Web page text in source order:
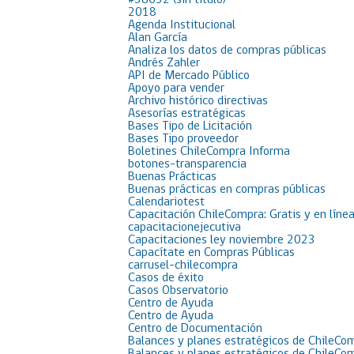
2018
Agenda Institucional
Alan García
Analiza los datos de compras públicas
Andrés Zahler
API de Mercado Público
Apoyo para vender
Archivo histórico directivas
Asesorías estratégicas
Bases Tipo de Licitación
Bases Tipo proveedor
Boletines ChileCompra Informa
botones-transparencia
Buenas Prácticas
Buenas prácticas en compras públicas
Calendariotest
Capacitación ChileCompra: Gratis y en línea
capacitacionejecutiva
Capacitaciones ley noviembre 2023
Capacítate en Compras Públicas
carrusel-chilecompra
Casos de éxito
Casos Observatorio
Centro de Ayuda
Centro de Ayuda
Centro de Documentación
Balances y planes estratégicos de